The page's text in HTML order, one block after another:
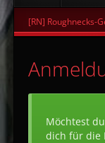
[RN] Roughnecks-
Möchtest
dich für die